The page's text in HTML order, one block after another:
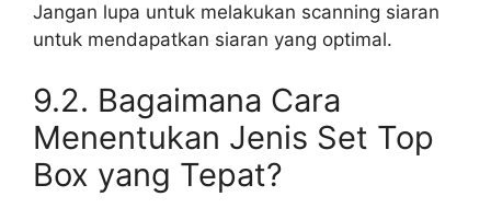
Jangan lupa untuk melakukan scanning siaran
untuk mendapatkan siaran yang optimal.
9.2. Bagaimana Cara
Menentukan Jenis Set Top
Box yang Tepat?